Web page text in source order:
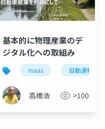
unreal fest west ’22
基本的に物理産業のデ
ジタル化への取組み
maas 自動運転
高橋浩 >100